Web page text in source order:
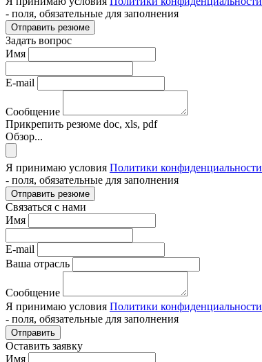
- поля, обязательные для заполнения
Отправить резюме
Задать вопрос
Имя
E-mail
Сообщение
Прикрепить резюме doc, xls, pdf
Обзор...
Я принимаю условия Политики конфиденциальности
- поля, обязательные для заполнения
Отправить резюме
Связаться с нами
Имя
E-mail
Ваша отрасль
Сообщение
Я принимаю условия Политики конфиденциальности
- поля, обязательные для заполнения
Отправить
Оставить заявку
Имя